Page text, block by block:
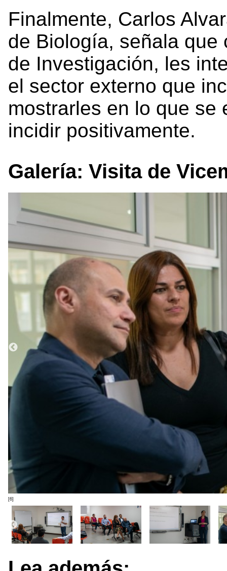
Finalmente, Carlos
de Biología, señala que
de Investigación, les
el sector externo que
mostrarles en lo que se
incidir positivamente.
Galería: Visita de
[6]